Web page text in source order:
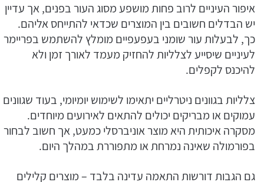
איפור העיניים לרוב פחות מושפע מסוג העור בפנים, אך עדיין
יש הבדלים חשובים בין המוצרים שכדאי להתייחס אליהם.
כך, לבעלות עור שומני בעפעפיים מומלץ להשתמש בפריימר
לעיניים שיסייע לצלליות להחזיק מעמד לאורך זמן ולא
להיכנס לקפלים.
צלליות בגוונים ניטרליים יתאימו לשימוש יומיומי, בעוד שגוונים
עמוקים או מבריקים יכולים להתאים לאירועים מיוחדים.
מסקרה איכותית היא מוצר אוניברסלי כמעט, אך חשוב לבחור
בפורמולה שאינה נמרחת או מתפוררת במהלך היום.
גם הגבות דורשות התאמה עדינה בלבד – מוצרים קלילים